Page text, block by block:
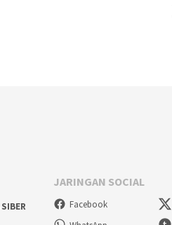
JARINGAN SOCIAL
Facebook